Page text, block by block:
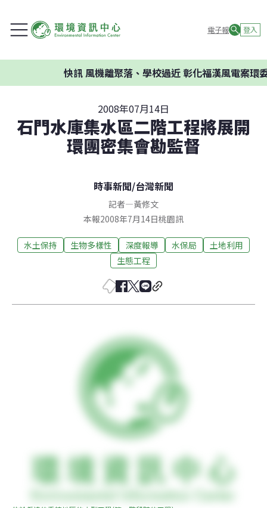
電子報 登入
風機離聚落、學校過近 彰化福漢風電案環委建議
2008年07月14日
石門水庫集水區二階工程將展開
環團密集會勘監督
時事新聞/台灣新聞
記者—黃修文
本報2008年7月14日桃園訊
水土保持 生物多樣性 深度報導 水保局
土地利用
生態工程